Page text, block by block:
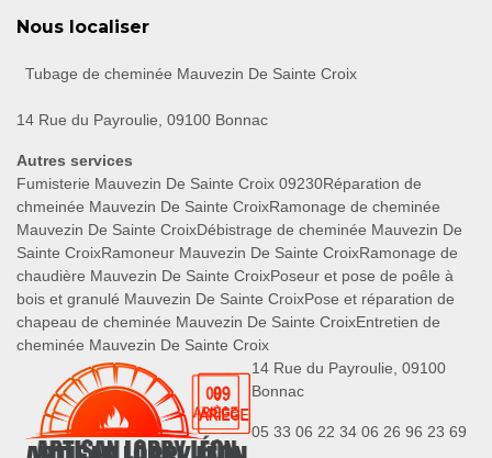
Nous localiser
Tubage de cheminée Mauvezin De Sainte Croix
14 Rue du Payroulie, 09100 Bonnac
Autres services
Fumisterie Mauvezin De Sainte Croix 09230Réparation de
chmeinée Mauvezin De Sainte CroixRamonage de cheminée
Mauvezin De Sainte CroixDébistrage de cheminée Mauvezin De
Sainte CroixRamoneur Mauvezin De Sainte CroixRamonage de
chaudière Mauvezin De Sainte CroixPoseur et pose de poêle à
bois et granulé Mauvezin De Sainte CroixPose et réparation de
chapeau de cheminée Mauvezin De Sainte CroixEntretien de
cheminée Mauvezin De Sainte Croix
14 Rue du Payroulie, 09100
Bonnac
05 33 06 22 34 06 26 96 23 69